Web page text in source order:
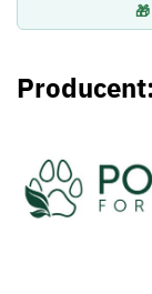
Producent: